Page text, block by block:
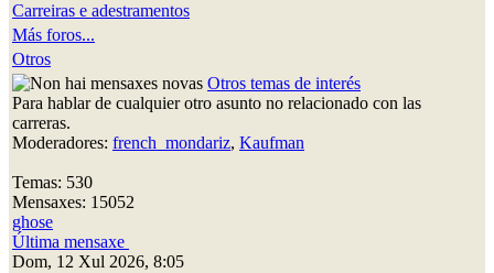
Carreiras e adestramentos
Más foros...
Otros
Otros temas de interés
Para hablar de cualquier otro asunto no relacionado con las
carreras.
Moderadores: french_mondariz, Kaufman
Temas: 530
Mensaxes: 15052
ghose
Última mensaxe
Dom, 12 Xul 2026, 8:05